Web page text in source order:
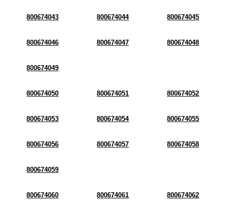
800674043 800674044 800674045
800674046 800674047 800674048
800674049
800674050 800674051 800674052
800674053 800674054 800674055
800674056 800674057 800674058
800674059
800674060 800674061 800674062